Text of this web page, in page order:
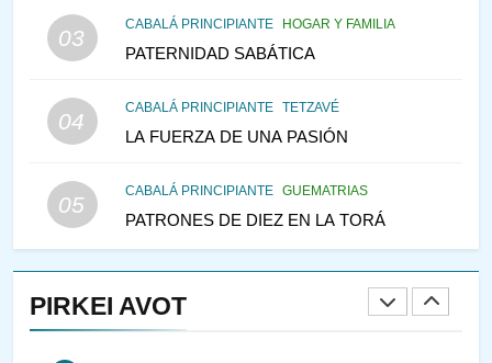
03
CABALÁ PRINCIPIANTE HOGAR Y FAMILIA
PATERNIDAD SABÁTICA
04
CABALÁ PRINCIPIANTE TETZAVÉ
LA FUERZA DE UNA PASIÓN
05
CABALÁ PRINCIPIANTE GUEMATRIAS
PATRONES DE DIEZ EN LA TORÁ
PIRKEI AVOT
VEAMOS ¿POR QUÉ
IEHOSHÚA? Y LA QUEJA DE
1
RAZI ¿QUIÉN ES SABIO?